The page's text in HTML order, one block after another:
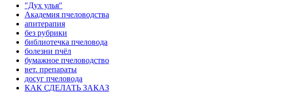
"Дух улья"
Академия пчеловодства
апитерапия
без рубрики
библиотечка пчеловода
болезни пчёл
бумажное пчеловодство
вет. препараты
досуг пчеловода
КАК СДЕЛАТЬ ЗАКАЗ